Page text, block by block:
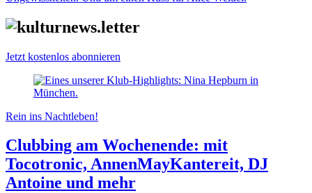
Jetzt kostenlos abonnieren
Rein ins Nachtleben!
Clubbing am Wochenende: mit
Tocotronic, AnnenMayKantereit, DJ
Antoine und mehr